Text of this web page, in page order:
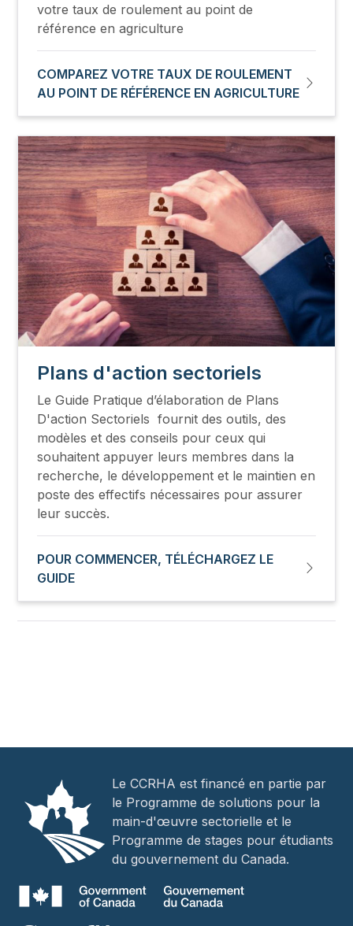
votre taux de roulement au point de
référence en agriculture
COMPAREZ VOTRE TAUX DE ROULEMENT
AU POINT DE RÉFÉRENCE EN AGRICULTURE
Image
Plans d'action sectoriels
Le Guide Pratique d’élaboration de Plans
D'action Sectoriels fournit des outils, des
modèles et des conseils pour ceux qui
souhaitent appuyer leurs membres dans la
recherche, le développement et le maintien en
poste des effectifs nécessaires pour assurer
leur succès.
POUR COMMENCER, TÉLÉCHARGEZ LE
GUIDE
Le CCRHA est financé en partie par
le Programme de solutions pour la
main-d'œuvre sectorielle et le
Programme de stages pour étudiants
du gouvernement du Canada.